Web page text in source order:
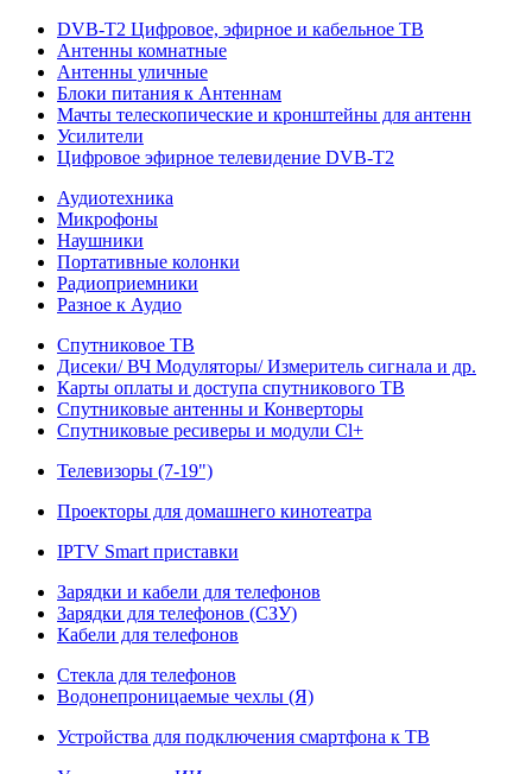
DVB-T2 Цифровое, эфирное и кабельное ТВ
Антенны комнатные
Антенны уличные
Блоки питания к Антеннам
Мачты телескопические и кронштейны для антенн
Усилители
Цифровое эфирное телевидение DVB-Т2
Аудиотехника
Микрофоны
Наушники
Портативные колонки
Радиоприемники
Разное к Аудио
Спутниковое ТВ
Дисеки/ ВЧ Модуляторы/ Измеритель сигнала и др.
Карты оплаты и доступа спутникового ТВ
Спутниковые антенны и Конверторы
Спутниковые ресиверы и модули Cl+
Телевизоры (7-19")
Проекторы для домашнего кинотеатра
IPTV Smart приставки
Зарядки и кабели для телефонов
Зарядки для телефонов (СЗУ)
Кабели для телефонов
Стекла для телефонов
Водонепроницаемые чехлы (Я)
Устройства для подключения смартфона к ТВ